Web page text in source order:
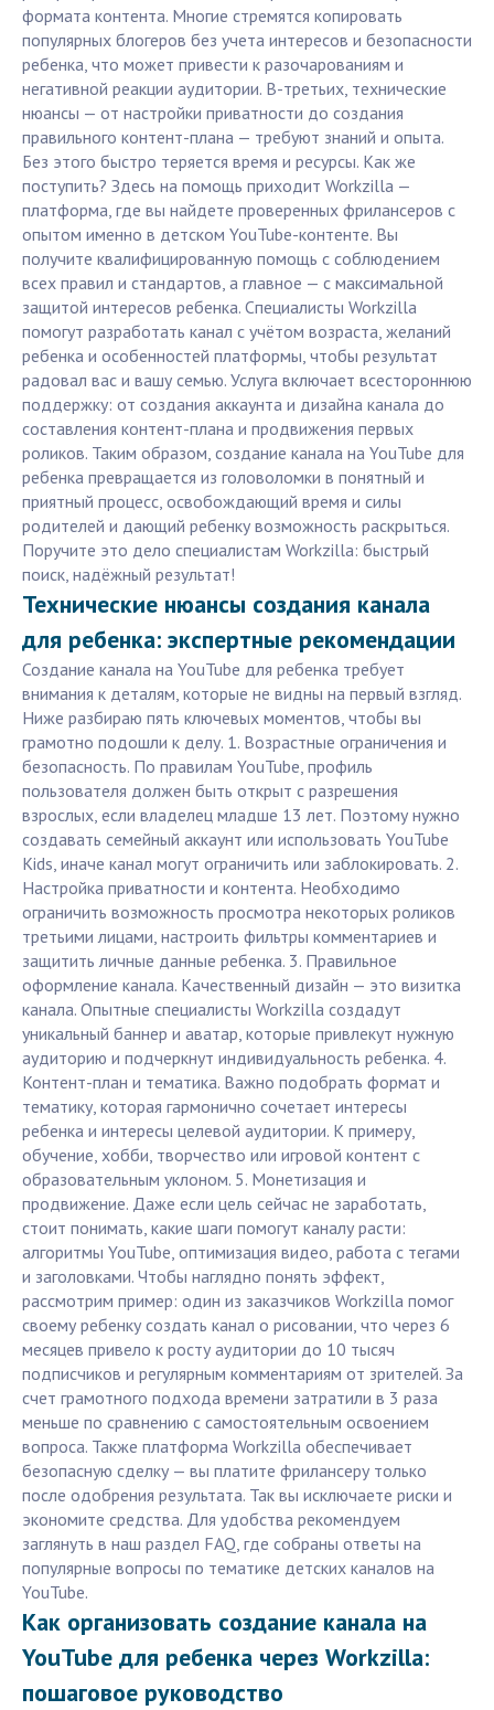
формата контента. Многие стремятся копировать
популярных блогеров без учета интересов и безопасности
ребенка, что может привести к разочарованиям и
негативной реакции аудитории. В-третьих, технические
нюансы — от настройки приватности до создания
правильного контент-плана — требуют знаний и опыта.
Без этого быстро теряется время и ресурсы. Как же
поступить? Здесь на помощь приходит Workzilla —
платформа, где вы найдете проверенных фрилансеров с
опытом именно в детском YouTube-контенте. Вы
получите квалифицированную помощь с соблюдением
всех правил и стандартов, а главное — с максимальной
защитой интересов ребенка. Специалисты Workzilla
помогут разработать канал с учётом возраста, желаний
ребенка и особенностей платформы, чтобы результат
радовал вас и вашу семью. Услуга включает всестороннюю
поддержку: от создания аккаунта и дизайна канала до
составления контент-плана и продвижения первых
роликов. Таким образом, создание канала на YouTube для
ребенка превращается из головоломки в понятный и
приятный процесс, освобождающий время и силы
родителей и дающий ребенку возможность раскрыться.
Поручите это дело специалистам Workzilla: быстрый
поиск, надёжный результат!
Технические нюансы создания канала
для ребенка: экспертные рекомендации
Создание канала на YouTube для ребенка требует
внимания к деталям, которые не видны на первый взгляд.
Ниже разбираю пять ключевых моментов, чтобы вы
грамотно подошли к делу. 1. Возрастные ограничения и
безопасность. По правилам YouTube, профиль
пользователя должен быть открыт с разрешения
взрослых, если владелец младше 13 лет. Поэтому нужно
создавать семейный аккаунт или использовать YouTube
Kids, иначе канал могут ограничить или заблокировать. 2.
Настройка приватности и контента. Необходимо
ограничить возможность просмотра некоторых роликов
третьими лицами, настроить фильтры комментариев и
защитить личные данные ребенка. 3. Правильное
оформление канала. Качественный дизайн — это визитка
канала. Опытные специалисты Workzilla создадут
уникальный баннер и аватар, которые привлекут нужную
аудиторию и подчеркнут индивидуальность ребенка. 4.
Контент-план и тематика. Важно подобрать формат и
тематику, которая гармонично сочетает интересы
ребенка и интересы целевой аудитории. К примеру,
обучение, хобби, творчество или игровой контент с
образовательным уклоном. 5. Монетизация и
продвижение. Даже если цель сейчас не заработать,
стоит понимать, какие шаги помогут каналу расти:
алгоритмы YouTube, оптимизация видео, работа с тегами
и заголовками. Чтобы наглядно понять эффект,
рассмотрим пример: один из заказчиков Workzilla помог
своему ребенку создать канал о рисовании, что через 6
месяцев привело к росту аудитории до 10 тысяч
подписчиков и регулярным комментариям от зрителей. За
счет грамотного подхода времени затратили в 3 раза
меньше по сравнению с самостоятельным освоением
вопроса. Также платформа Workzilla обеспечивает
безопасную сделку — вы платите фрилансеру только
после одобрения результата. Так вы исключаете риски и
экономите средства. Для удобства рекомендуем
заглянуть в наш раздел FAQ, где собраны ответы на
популярные вопросы по тематике детских каналов на
YouTube.
Как организовать создание канала на
YouTube для ребенка через Workzilla:
пошаговое руководство